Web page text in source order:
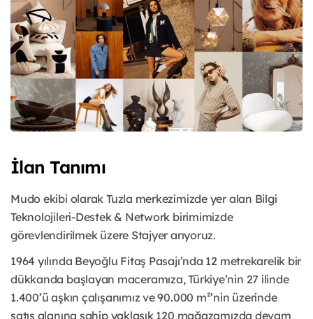
İlan Tanımı
Mudo ekibi olarak Tuzla merkezimizde yer alan Bilgi
Teknolojileri-Destek & Network birimimizde
görevlendirilmek üzere Stajyer arıyoruz.
1964 yılında Beyoğlu Fitaş Pasajı’nda 12 metrekarelik bir
dükkanda başlayan maceramıza, Türkiye’nin 27 ilinde
1.400’ü aşkın çalışanımız ve 90.000 m²’nin üzerinde
satış alanına sahip yaklaşık 120 mağazamızda devam